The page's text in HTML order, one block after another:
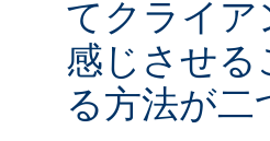
てクライア
感じさせる
る方法が二